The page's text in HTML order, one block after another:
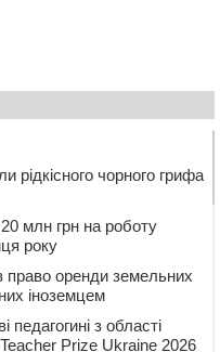
рідкісного чорного грифа
млн грн на роботу
року
оренди земельних
іноземцем
педагогині з області
Prize Ukraine 2026